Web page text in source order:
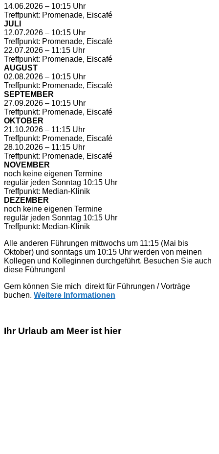
14.06.2026 – 10:15 Uhr
Treffpunkt: Promenade, Eiscafé
JULI
12.07.2026 – 10:15 Uhr
Treffpunkt: Promenade, Eiscafé
22.07.2026 – 11:15 Uhr
Treffpunkt: Promenade, Eiscafé
AUGUST
02.08.2026 – 10:15 Uhr
Treffpunkt: Promenade, Eiscafé
SEPTEMBER
27.09.2026 – 10:15 Uhr
Treffpunkt: Promenade, Eiscafé
OKTOBER
21.10.2026 – 11:15 Uhr
Treffpunkt: Promenade, Eiscafé
28.10.2026 – 11:15 Uhr
Treffpunkt: Promenade, Eiscafé
NOVEMBER
noch keine eigenen Termine
regulär jeden Sonntag 10:15 Uhr
Treffpunkt: Median-Klinik
DEZEMBER
noch keine eigenen Termine
regulär jeden Sonntag 10:15 Uhr
Treffpunkt: Median-Klinik
Alle anderen Führungen mittwochs um 11:15 (Mai bis
Oktober) und sonntags um 10:15 Uhr werden von meinen
Kollegen und Kolleginnen durchgeführt. Besuchen Sie auch
diese Führungen!
Gern können Sie mich direkt für Führungen / Vorträge
buchen. Weitere Informationen
Ihr Urlaub am Meer ist hier